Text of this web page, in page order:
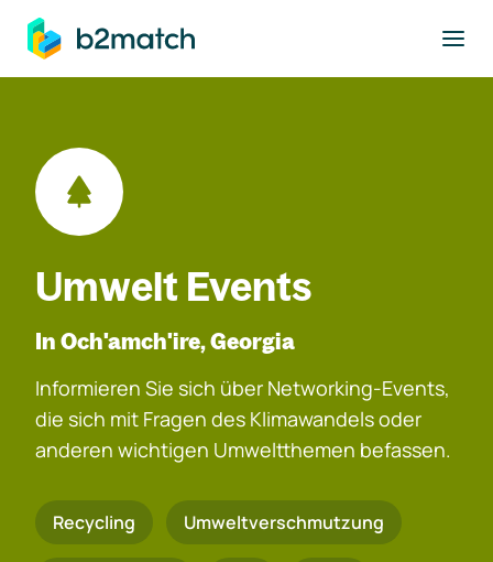
springen
Umwelt Events
In Och'amch'ire, Georgia
Informieren Sie sich über Networking-Events,
die sich mit Fragen des Klimawandels oder
anderen wichtigen Umweltthemen befassen.
Recycling Umweltverschmutzung